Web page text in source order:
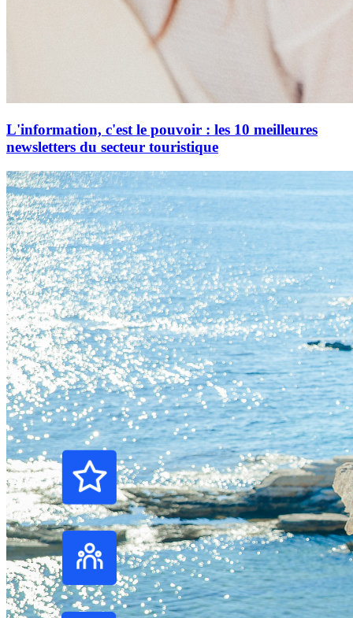
L'information, c'est le pouvoir : les 10 meilleures
newsletters du secteur touristique